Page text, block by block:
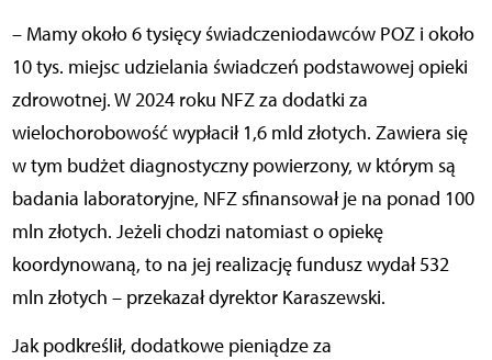
– Mamy około 6 tysięcy świadczeniodawców POZ i około
10 tys. miejsc udzielania świadczeń podstawowej opieki
zdrowotnej. W 2024 roku NFZ za dodatki za
wielochorobowość wypłacił 1,6 mld złotych. Zawiera się
w tym budżet diagnostyczny powierzony, w którym są
badania laboratoryjne, NFZ sfinansował je na ponad 100
mln złotych. Jeżeli chodzi natomiast o opiekę
koordynowaną, to na jej realizację fundusz wydał 532
mln złotych – przekazał dyrektor Karaszewski.
Jak podkreślił, dodatkowe pieniądze za